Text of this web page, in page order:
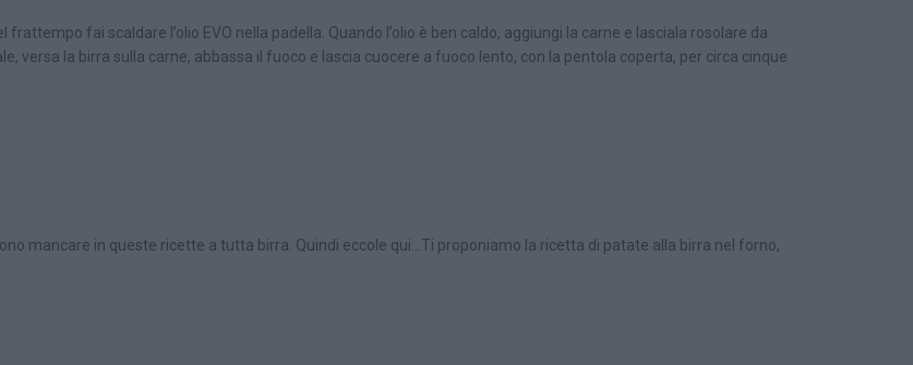
fai scaldare l’olio EVO nella padella. Quando l’olio è ben caldo, aggiungi la carne e lasciala rosolare da
versa la birra sulla carne, abbassa il fuoco e lascia cuocere a fuoco lento, con la pentola coperta, per circa cinque
mancare in queste ricette a tutta birra. Quindi eccole qui…Ti proponiamo la ricetta di patate alla birra nel forno,